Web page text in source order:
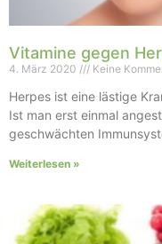
Vitamine gegen
4. März 2020 Keine
Herpes ist eine lästige
Ist man erst einmal
geschwächten
Weiterlesen »